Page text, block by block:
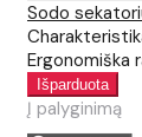
Sodo
Ergonomiška
Į palyginimą